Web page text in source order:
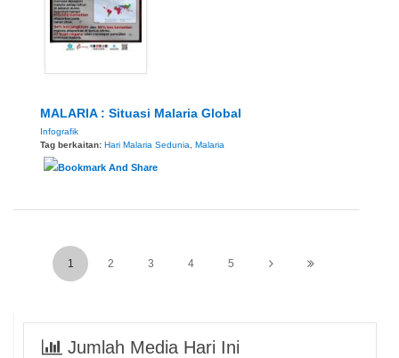
MALARIA : Situasi Malaria Global
Infografik
Tag berkaitan: Hari Malaria Sedunia Malaria
1 2 3 4 5
Jumlah Media Hari Ini